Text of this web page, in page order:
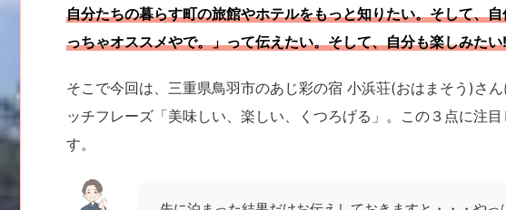
自分たちの暮らす町の旅館やホテルをもっと知りたい。そして
っちゃオススメやで。」って伝えたい。そして、自分も楽しみたい!
そこで今回は、三重県鳥羽市のあじ彩の宿 小浜荘(おはまそう)さ
ッチフレーズ「美味しい、楽しい、くつろげる」。この３点に注
す。